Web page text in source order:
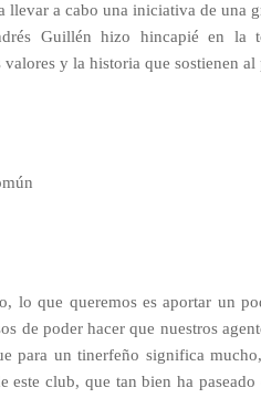
llevar a cabo una iniciativa de una
Guillén hizo hincapié en la
y la historia que sostienen al
lo que queremos es aportar un
de poder hacer que nuestros
para un tinerfeño significa
este club, que tan bien ha